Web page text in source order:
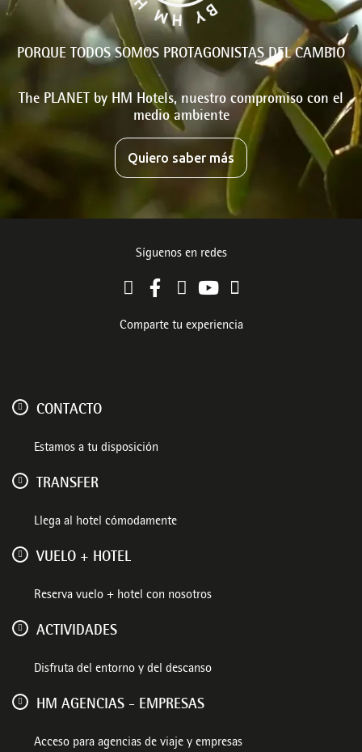
PORQUE TODOS SOMOS PROTAGONISTAS DEL CAMBIO
The PLANET by HM Hotels, nuestro compromiso con el
medio ambiente
Quiero saber más
Síguenos en redes
Comparte tu experiencia
CONTACTO
Estamos a tu disposición
TRANSFER
Llega al hotel cómodamente
VUELO + HOTEL
Reserva vuelo + hotel con nosotros
ACTIVIDADES
Disfruta del entorno y del descanso
HM AGENCIAS - EMPRESAS
Acceso para agencias de viaje y empresas